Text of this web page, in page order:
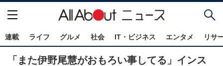
連載 ライフ グルメ 社会 IT・ビジネス エンタメ リサ
「また伊野尾慧がおもろい事してる」インス